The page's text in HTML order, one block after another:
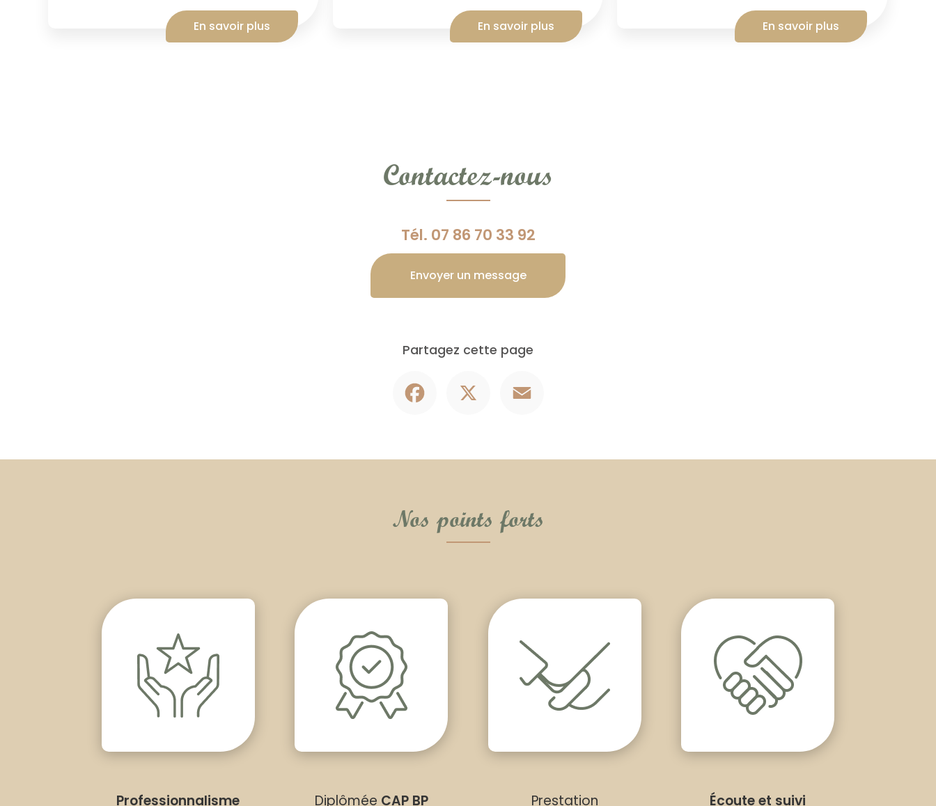
En savoir plus En savoir plus En savoir plus
Contactez-nous
Tél. 07 86 70 33 92
Envoyer un message
Partagez cette page
Nos points forts
Professionnalisme Diplômée CAP BP Prestation Écoute et suivi